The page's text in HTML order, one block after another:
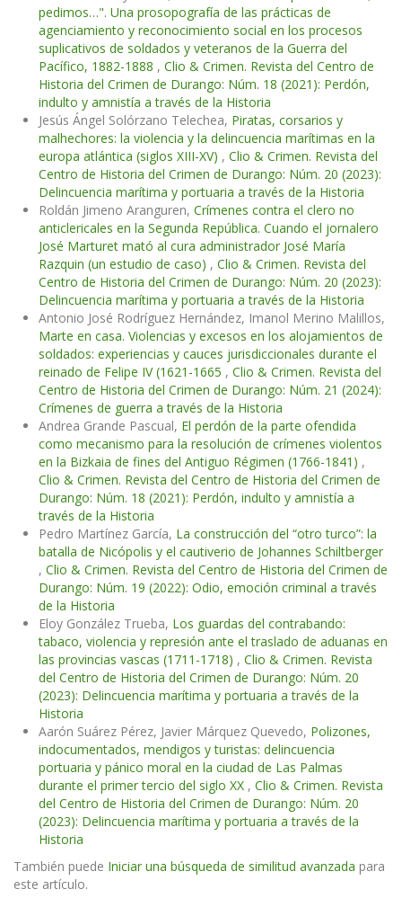
pedimos…". Una prosopografía de las prácticas de
agenciamiento y reconocimiento social en los procesos
suplicativos de soldados y veteranos de la Guerra del
Pacífico, 1882-1888 , Clio & Crimen. Revista del Centro de
Historia del Crimen de Durango: Núm. 18 (2021): Perdón,
indulto y amnistía a través de la Historia
Jesús Ángel Solórzano Telechea, Piratas, corsarios y
malhechores: la violencia y la delincuencia marítimas en la
europa atlántica (siglos XIII-XV) , Clio & Crimen. Revista del
Centro de Historia del Crimen de Durango: Núm. 20 (2023):
Delincuencia marítima y portuaria a través de la Historia
Roldán Jimeno Aranguren, Crímenes contra el clero no
anticlericales en la Segunda República. Cuando el jornalero
José Marturet mató al cura administrador José María
Razquin (un estudio de caso) , Clio & Crimen. Revista del
Centro de Historia del Crimen de Durango: Núm. 20 (2023):
Delincuencia marítima y portuaria a través de la Historia
Antonio José Rodríguez Hernández, Imanol Merino Malillos,
Marte en casa. Violencias y excesos en los alojamientos de
soldados: experiencias y cauces jurisdiccionales durante el
reinado de Felipe IV (1621-1665 , Clio & Crimen. Revista del
Centro de Historia del Crimen de Durango: Núm. 21 (2024):
Crímenes de guerra a través de la Historia
Andrea Grande Pascual, El perdón de la parte ofendida
como mecanismo para la resolución de crímenes violentos
en la Bizkaia de fines del Antiguo Régimen (1766-1841) ,
Clio & Crimen. Revista del Centro de Historia del Crimen de
Durango: Núm. 18 (2021): Perdón, indulto y amnistía a
través de la Historia
Pedro Martínez García, La construcción del “otro turco”: la
batalla de Nicópolis y el cautiverio de Johannes Schiltberger
, Clio & Crimen. Revista del Centro de Historia del Crimen de
Durango: Núm. 19 (2022): Odio, emoción criminal a través
de la Historia
Eloy González Trueba, Los guardas del contrabando:
tabaco, violencia y represión ante el traslado de aduanas en
las provincias vascas (1711-1718) , Clio & Crimen. Revista
del Centro de Historia del Crimen de Durango: Núm. 20
(2023): Delincuencia marítima y portuaria a través de la
Historia
Aarón Suárez Pérez, Javier Márquez Quevedo, Polizones,
indocumentados, mendigos y turistas: delincuencia
portuaria y pánico moral en la ciudad de Las Palmas
durante el primer tercio del siglo XX , Clio & Crimen. Revista
del Centro de Historia del Crimen de Durango: Núm. 20
(2023): Delincuencia marítima y portuaria a través de la
Historia
También puede Iniciar una búsqueda de similitud avanzada para
este artículo.